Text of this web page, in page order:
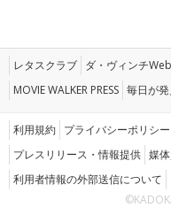
レタスクラブ ダ・ヴィンチWeb
MOVIE WALKER PRESS 毎日が
利用規約 プライバシーポリシー
プレスリリース・情報提供 媒
利用者情報の外部送信について